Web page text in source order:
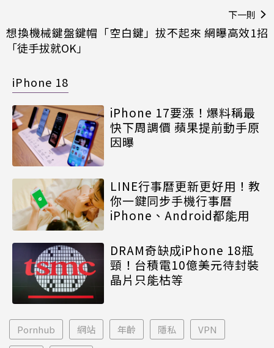
下一則
想換機械鍵盤鍵帽「空白鍵」拔不起來 網曝高效1招
「徒手拔就OK」
iPhone 18
iPhone 17要漲！爆料稱最
快下周調價 蘋果提前動手原
因曝
LINE行事曆更新更好用！教
你一鍵同步手機行事曆
iPhone、Android都能用
DRAM奇缺成iPhone 18瓶
頸！台積電10億美元待封裝
晶片只能枯等
Pornhub 網站 年齡 隱私 VPN